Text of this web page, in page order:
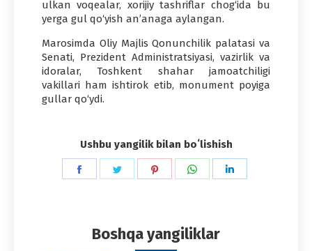
ulkan voqealar, xorijiy tashriflar chog‘ida bu
yerga gul qo‘yish an’anaga aylangan.
Marosimda Oliy Majlis Qonunchilik palatasi va
Senati, Prezident Administratsiyasi, vazirlik va
idoralar, Toshkent shahar jamoatchiligi
vakillari ham ishtirok etib, monument poyiga
gullar qo‘ydi.
Ushbu yangilik bilan boʻlishish
Share
Share
Share
Share
Boshqa yangiliklar